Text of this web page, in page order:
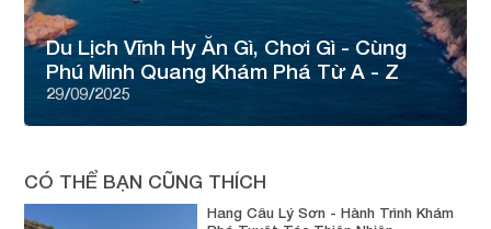
Du Lịch Vĩnh Hy Ăn Gì, Chơi Gì - Cùng
Phú Minh Quang Khám Phá Từ A - Z
29/09/2025
CÓ THỂ BẠN CŨNG THÍCH
Hang Câu Lý Sơn - Hành Trình Khám